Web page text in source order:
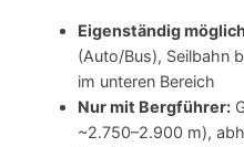
Eigenständig
(Auto/Bus), Seilbahn
im unteren Bereich
Nur mit Bergführer:
~2.750–2.900 m),